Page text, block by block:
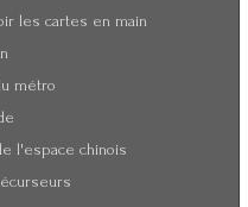
les cartes en main
métro
l'espace chinois